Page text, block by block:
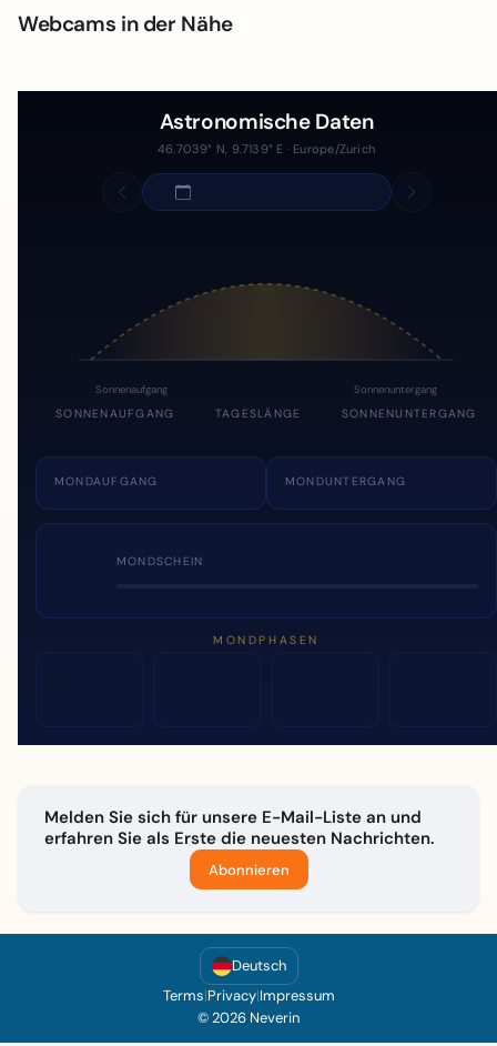
Webcams in der Nähe
Astronomische Daten
46.7039° N, 9.7139° E · Europe/Zurich
Sonnenaufgang Sonnenuntergang
SONNENAUFGANG TAGESLÄNGE SONNENUNTERGANG
MONDAUFGANG MONDUNTERGANG
MONDSCHEIN
MONDPHASEN
Melden Sie sich für unsere E-Mail-Liste an und
erfahren Sie als Erste die neuesten Nachrichten.
Abonnieren
Deutsch
Terms|Privacy|Impressum
© 2026 Neverin